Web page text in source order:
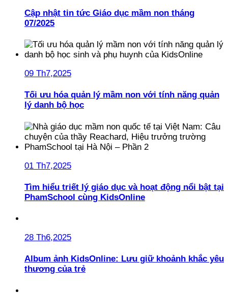
Cập nhật tin tức Giáo dục mầm non tháng
07/2025
09 Th7,2025
Tối ưu hóa quản lý mầm non với tính năng quản
lý danh bộ học
01 Th7,2025
Tìm hiểu triết lý giáo dục và hoạt động nổi bật tại
PhamSchool cùng KidsOnline
28 Th6,2025
Album ảnh KidsOnline: Lưu giữ khoảnh khắc yêu
thương của trẻ